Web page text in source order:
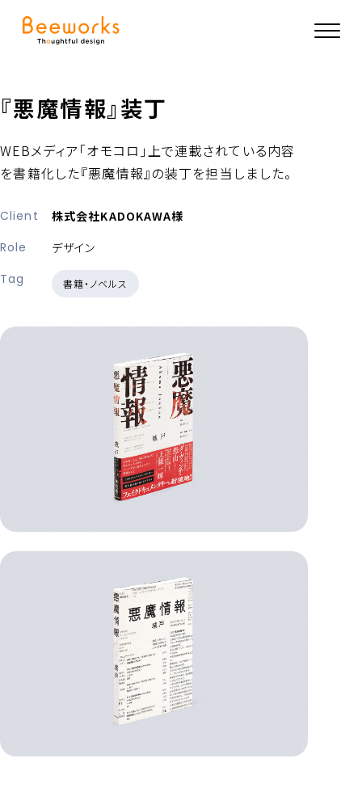
『悪魔情報』装丁
WEBメディア「オモコロ」上で連載されている内容
を書籍化した『悪魔情報』の装丁を担当しました。
Client
株式会社KADOKAWA様
Role
デザイン
Tag
書籍・ノベルス